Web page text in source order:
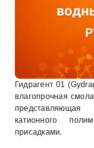
Гидрагент 01
влагопрочная
катионного
присадками.